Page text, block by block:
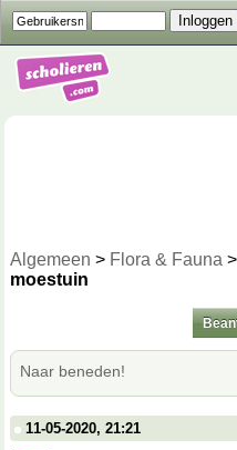
Algemeen > Flora & Fauna >
moestuin
Naar beneden!
11-05-2020, 21:21